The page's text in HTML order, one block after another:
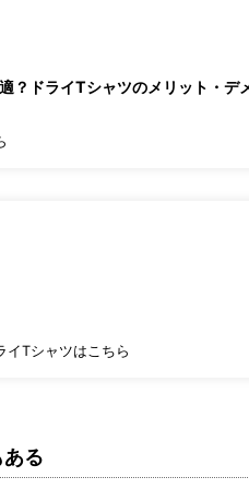
？ドライTシャツのメリット・デ
イTシャツはこちら
る